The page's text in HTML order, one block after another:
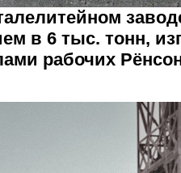
в 6 тыс. тонн,
рабочих